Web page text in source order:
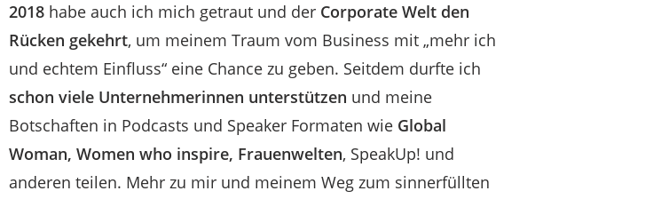
2018 habe auch ich mich getraut und der Corporate Welt den
Rücken gekehrt, um meinem Traum vom Business mit „mehr ich
und echtem Einfluss“ eine Chance zu geben. Seitdem durfte ich
schon viele Unternehmerinnen unterstützen und meine
Botschaften in Podcasts und Speaker Formaten wie Global
Woman, Women who inspire, Frauenwelten, SpeakUp! und
anderen teilen. Mehr zu mir und meinem Weg zum sinnerfüllten